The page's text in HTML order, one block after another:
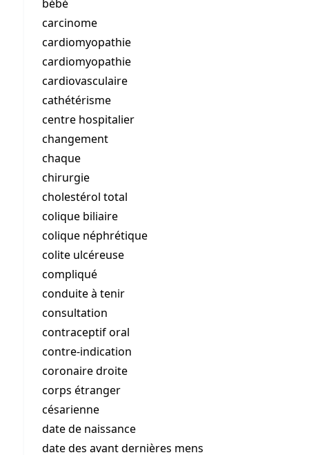
bébé
carcinome
cardiomyopathie
cardiomyopathie
cardiovasculaire
cathétérisme
centre hospitalier
changement
chaque
chirurgie
cholestérol total
colique biliaire
colique néphrétique
colite ulcéreuse
compliqué
conduite à tenir
consultation
contraceptif oral
contre-indication
coronaire droite
corps étranger
césarienne
date de naissance
date des avant dernières mens